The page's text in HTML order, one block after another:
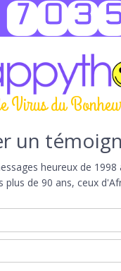
Virus du
un
heureux de
plus de 90 ans, ceux